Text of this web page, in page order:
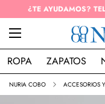
¿TE AYUDAMOS?
ROPA ZAPATOS
NURIA COBO ACCESORIOS